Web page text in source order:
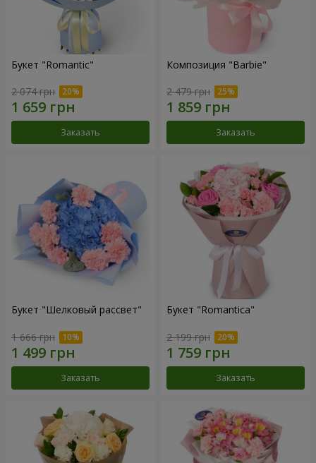
Букет "Romantic"
2 074 грн
Заказать
Композиция "Barbie"
2 479 грн
Заказать
Букет "Шелковый рассвет"
1 666 грн
Заказать
Букет "Romantica"
2 199 грн
Заказать